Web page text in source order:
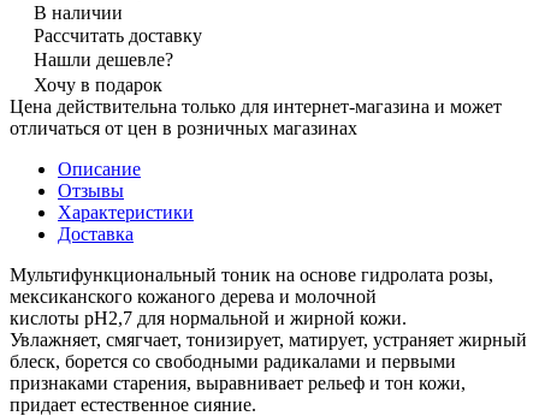
В наличии
Рассчитать доставку
Нашли дешевле?
Хочу в подарок
Цена действительна только для интернет-магазина и может
отличаться от цен в розничных магазинах
Описание
Отзывы
Характеристики
Доставка
Мультифункциональный тоник на основе гидролата розы,
мексиканского кожаного дерева и молочной
кислоты pH2,7 для нормальной и жирной кожи.
Увлажняет, смягчает, тонизирует, матирует, устраняет жирный
блеск, борется со свободными радикалами и первыми
признаками старения, выравнивает рельеф и тон кожи,
придает естественное сияние.